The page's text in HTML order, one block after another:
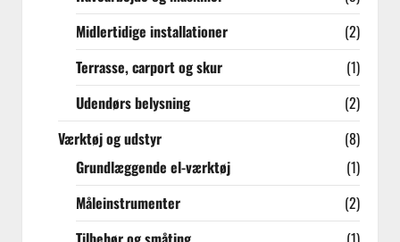
Midlertidige installationer
(2)
Terrasse, carport og skur
(1)
Udendørs belysning
(2)
Værktøj og udstyr
(8)
Grundlæggende el-værktøj
(1)
Måleinstrumenter
(2)